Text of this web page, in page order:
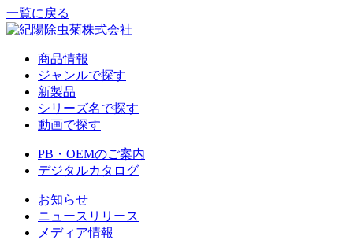
一覧に戻る
商品情報
ジャンルで探す
新製品
シリーズ名で探す
動画で探す
PB・OEMのご案内
デジタルカタログ
お知らせ
ニュースリリース
メディア情報